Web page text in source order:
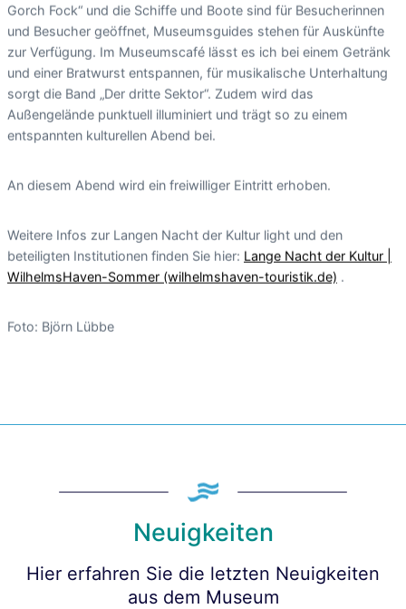
Gorch Fock“ und die Schiffe und Boote sind für Besucherinnen
und Besucher geöffnet, Museumsguides stehen für Auskünfte
zur Verfügung. Im Museumscafé lässt es ich bei einem Getränk
und einer Bratwurst entspannen, für musikalische Unterhaltung
sorgt die Band „Der dritte Sektor“. Zudem wird das
Außengelände punktuell illuminiert und trägt so zu einem
entspannten kulturellen Abend bei.
An diesem Abend wird ein freiwilliger Eintritt erhoben.
Weitere Infos zur Langen Nacht der Kultur light und den
beteiligten Institutionen finden Sie hier: Lange Nacht der Kultur |
WilhelmsHaven-Sommer (wilhelmshaven-touristik.de) .
Foto: Björn Lübbe
Neuigkeiten
Hier erfahren Sie die letzten Neuigkeiten
aus dem Museum